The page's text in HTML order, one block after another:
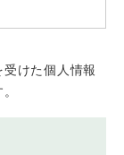
受けた個人情報